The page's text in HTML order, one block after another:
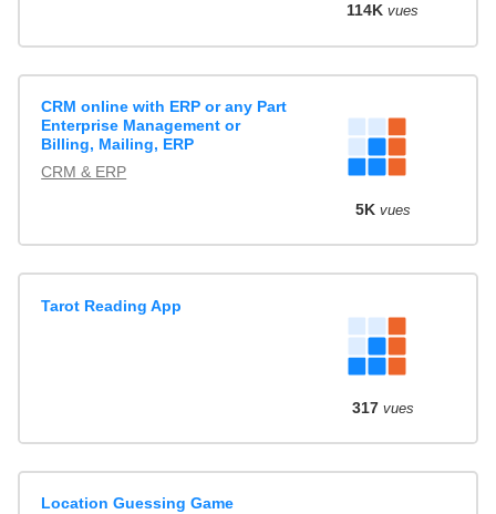
114K vues
CRM online with ERP or any Part
Enterprise Management or
Billing, Mailing, ERP
CRM & ERP
5K vues
Tarot Reading App
317 vues
Location Guessing Game